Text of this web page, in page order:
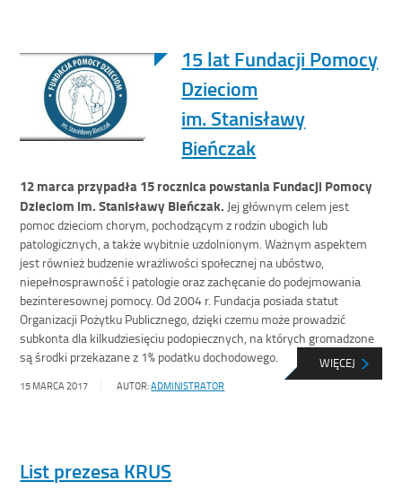
15 lat Fundacji Pomocy
Dzieciom
im. Stanisławy
Bieńczak
12 marca przypadła 15 rocznica powstania Fundacji Pomocy
Dzieciom im. Stanisławy Bieńczak. Jej głównym celem jest
pomoc dzieciom chorym, pochodzącym z rodzin ubogich lub
patologicznych, a także wybitnie uzdolnionym. Ważnym aspektem
jest również budzenie wrażliwości społecznej na ubóstwo,
niepełnosprawność i patologie oraz zachęcanie do podejmowania
bezinteresownej pomocy. Od 2004 r. Fundacja posiada statut
Organizacji Pożytku Publicznego, dzięki czemu może prowadzić
subkonta dla kilkudziesięciu podopiecznych, na których gromadzone
są środki przekazane z 1% podatku dochodowego.
WIĘCEJ
15 MARCA 2017 AUTOR:ADMINISTRATOR
List prezesa KRUS